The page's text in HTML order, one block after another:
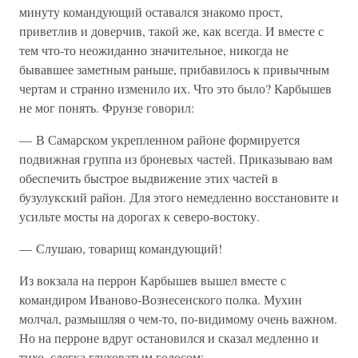
минуту командующий оставался знакомо прост,
приветлив и доверчив, такой же, как всегда. И вместе с
тем что-то неожиданно значительное, никогда не
бывавшее заметным раньше, прибавилось к привычным
чертам и странно изменило их. Что это было? Карбышев
не мог понять. Фрунзе говорил:
— В Самарском укрепленном районе формируется
подвижная группа из броневых частей. Приказываю вам
обеспечить быстрое выдвижение этих частей в
бузулукский район. Для этого немедленно восстановите и
усильте мосты на дорогах к северо-востоку.
— Слушаю, товарищ командующий!
Из вокзала на перрон Карбышев вышел вместе с
командиром Иваново-Вознесенского полка. Мухин
молчал, размышляя о чем-то, по-видимому очень важном.
Но на перроне вдруг остановился и сказал медленно и